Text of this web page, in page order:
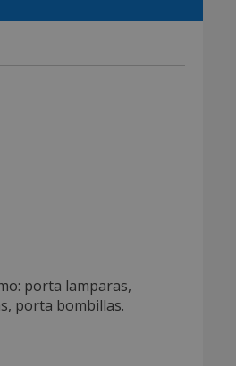
porta lamparas,
porta bombillas.